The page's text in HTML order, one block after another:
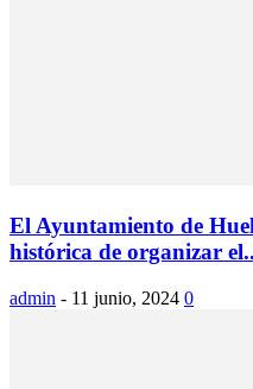
El Ayuntamiento de
histórica de organizar
admin - 11 junio, 2024 0